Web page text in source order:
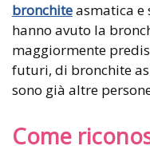
bronchiteasmatica e
hanno avuto la
maggiormente
futuri, di bronchite
sono già altre
Come